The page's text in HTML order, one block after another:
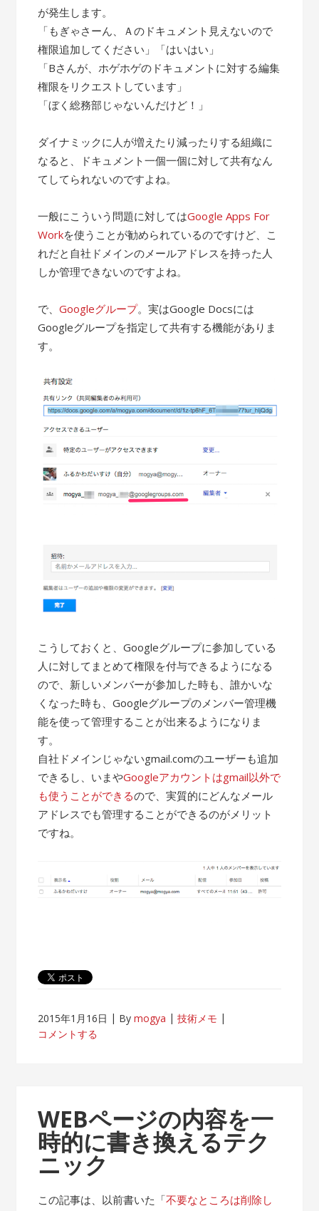
が発生します。
「もぎゃさーん、Ａのドキュメント見えないので
権限追加してください」「はいはい」
「Bさんが、ホゲホゲのドキュメントに対する編集
権限をリクエストしています」
「ぼく総務部じゃないんだけど！」
ダイナミックに人が増えたり減ったりする組織に
なると、ドキュメント一個一個に対して共有なん
てしてられないのですよね。
一般にこういう問題に対してはGoogle Apps For
Workを使うことが勧められているのですけど、こ
れだと自社ドメインのメールアドレスを持った人
しか管理できないのですよね。
で、Googleグループ。実はGoogle Docsには
Googleグループを指定して共有する機能がありま
す。
こうしておくと、Googleグループに参加している
人に対してまとめて権限を付与できるようになる
ので、新しいメンバーが参加した時も、誰かいな
くなった時も、Googleグループのメンバー管理機
能を使って管理することが出来るようになりま
す。
自社ドメインじゃないgmail.comのユーザーも追加
できるし、いまやGoogleアカウントはgmail以外で
も使うことができるので、実質的にどんなメール
アドレスでも管理することができるのがメリット
ですね。
2015年1月16日 Bymogya
技術メモ
コメントする
WEBページの内容を一
時的に書き換えるテク
ニック
この記事は、以前書いた「不要なところは削除し